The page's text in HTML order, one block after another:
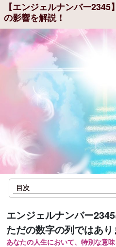
【エンジェルナンバー
の影響を解説！
目次
エンジェルナンバー2345
ただの数字の列ではあり
あなたの人生において、特別な意味